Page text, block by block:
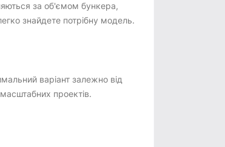
за об'ємом бункера,
знайдете потрібну модель.
варіант залежно від
проектів.